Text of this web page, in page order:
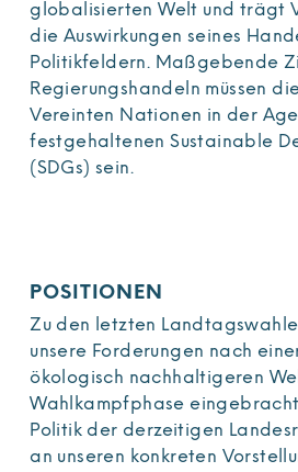
globalisierten Welt und trägt
die Auswirkungen seines
Politikfeldern. Maßgebende
Regierungshandeln müssen
Vereinten Nationen in der
festgehaltenen Sustainable
(SDGs) sein.
POSITIONEN
Zu den letzten
unsere Forderungen nach
ökologisch nachhaltigeren
Wahlkampfphase
Politik der derzeitigen
an unseren konkreten